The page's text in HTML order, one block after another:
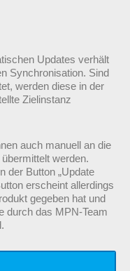
Updates verhält
Synchronisation. Sind
werden diese in der
Zielinstanz
auch manuell an die
werden.
der Button „Update
erscheint allerdings
gegeben hat und
durch das MPN-Team